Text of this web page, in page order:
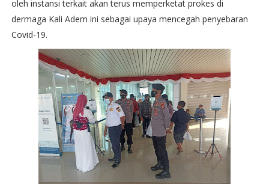
oleh instansi terkait akan terus memperketat prokes di
dermaga Kali Adem ini sebagai upaya mencegah penyebaran
Covid-19.